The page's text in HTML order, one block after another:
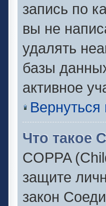
запись по
вы не
удалять
базы
активное
Вернуться
Что такое
COPPA
защите
закон